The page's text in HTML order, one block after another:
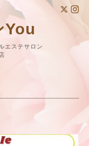
You
エステサロン